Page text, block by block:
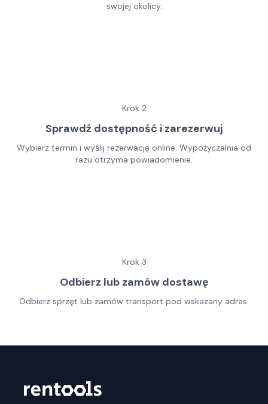
swojej okolicy.
Krok 2
Sprawdź dostępność i zarezerwuj
Wybierz termin i wyślij rezerwację online. Wypożyczalnia od
razu otrzyma powiadomienie.
Krok 3
Odbierz lub zamów dostawę
Odbierz sprzęt lub zamów transport pod wskazany adres.